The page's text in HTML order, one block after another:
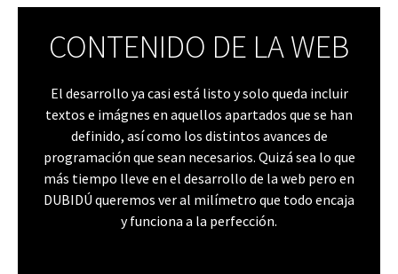
CONTENIDO DE LA WEB
El desarrollo ya casi está listo y solo queda incluir
textos e imágnes en aquellos apartados que se han
definido, así como los distintos avances de
programación que sean necesarios. Quizá sea lo que
más tiempo lleve en el desarrollo de la web pero en
DUBIDÚ queremos ver al milímetro que todo encaja
y funciona a la perfección.